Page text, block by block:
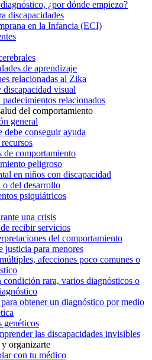
¿por dónde empiezo?
discapacidades
en la Infancia (ECI)
de aprendizaje
relacionadas al Zika
discapacidad visual
relacionados
del comportamiento
general
debe conseguir ayuda
de comportamiento
peligroso
en niños con discapacidad
o del desarrollo
psiquiátricos
una crisis
recibir servicios
del comportamiento
justicia para menores
afecciones poco comunes o
condición rara, varios diagnósticos o
obtener un diagnóstico por medio
genéticos
las discapacidades invisibles
organizarte
con tu médico